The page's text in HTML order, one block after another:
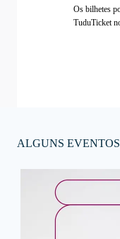
Os bilhetes
TuduTicket
ALGUNS